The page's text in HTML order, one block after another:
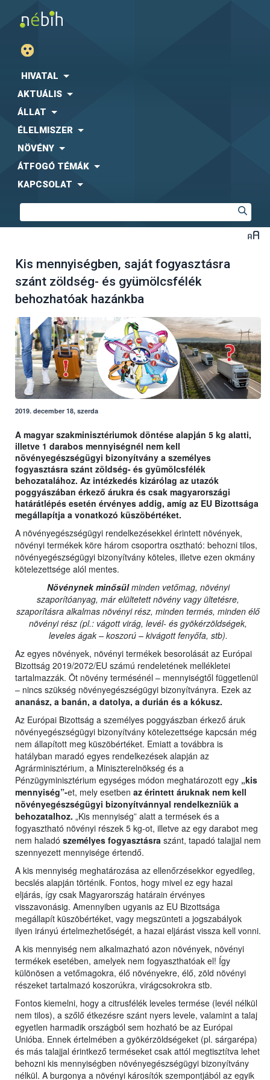
HIVATAL
AKTUÁLIS
ÁLLAT
ÉLELMISZER
NÖVÉNY
ÁTFOGÓ TÉMÁK
KAPCSOLAT
Kis mennyiségben, saját fogyasztásra
szánt zöldség- és gyümölcsfélék
behozhatóak hazánkba
2019. december 18, szerda
A magyar szakminisztériumok döntése alapján 5 kg alatti,
illetve 1 darabos mennyiségnél nem kell
növényegészségügyi bizonyítvány a személyes
fogyasztásra szánt zöldség- és gyümölcsfélék
behozatalához. Az intézkedés kizárólag az utazók
poggyászában érkező árukra és csak magyarországi
határátlépés esetén érvényes addig, amíg az EU Bizottsága
megállapítja a vonatkozó küszöbértéket.
A növényegészségügyi rendelkezésekkel érintett növények,
növényi termékek köre három csoportra osztható: behozni tilos,
növényegészségügyi bizonyítvány köteles, illetve ezen okmány
kötelezettsége alól mentes.
Növénynek minősülminden vetőmag, növényi
szaporítóanyag, már elültetett növény vagy ültetésre,
szaporításra alkalmas növényi rész, minden termés, minden élő
növényi rész (pl.: vágott virág, levél- és gyökérzöldségek,
leveles ágak – koszorú – kivágott fenyőfa, stb).
Az egyes növények, növényi termékek besorolását az Európai
Bizottság 2019/2072/EU számú rendeletének mellékletei
tartalmazzák. Öt növény termésénél – mennyiségtől függetlenül
– nincs szükség növényegészségügyi bizonyítványra. Ezek az
ananász, a banán, a datolya, a durián és a kókusz.
Az Európai Bizottság a személyes poggyászban érkező áruk
növényegészségügyi bizonyítvány kötelezettsége kapcsán még
nem állapított meg küszöbértéket. Emiatt a továbbra is
hatályban maradó egyes rendelkezések alapján az
Agrárminisztérium, a Miniszterelnökség és a
Pénzügyminisztérium egységes módon meghatározott egy „kis
mennyiség”-et, mely esetben az érintett áruknak nem kell
növényegészségügyi bizonyítvánnyal rendelkezniük a
behozatalhoz. „Kis mennyiség” alatt a termések és a
fogyasztható növényi részek 5 kg-ot, illetve az egy darabot meg
nem haladó személyes fogyasztásra szánt, tapadó talajjal nem
szennyezett mennyisége értendő.
A kis mennyiség meghatározása az ellenőrzésekkor egyedileg,
becslés alapján történik. Fontos, hogy mivel ez egy hazai
eljárás, így csak Magyarország határain érvényes
visszavonásig. Amennyiben ugyanis az EU Bizottsága
megállapít küszöbértéket, vagy megszünteti a jogszabályok
ilyen irányú értelmezhetőségét, a hazai eljárást vissza kell vonni.
A kis mennyiség nem alkalmazható azon növények, növényi
termékek esetében, amelyek nem fogyaszthatóak el! Így
különösen a vetőmagokra, élő növényekre, élő, zöld növényi
részeket tartalmazó koszorúkra, virágcsokrokra stb.
Fontos kiemelni, hogy a citrusfélék leveles termése (levél nélkül
nem tilos), a szőlő étkezésre szánt nyers levele, valamint a talaj
egyetlen harmadik országból sem hozható be az Európai
Unióba. Ennek értelmében a gyökérzöldségeket (pl. sárgarépa)
és más talajjal érintkező terméseket csak attól megtisztítva lehet
behozni kis mennyiségben növényegészségügyi bizonyítvány
nélkül. A burgonya a növényi károsítók szempontjából az egyik